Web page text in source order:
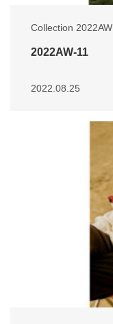
Collection 2022AW
2022AW-11
2022.08.25